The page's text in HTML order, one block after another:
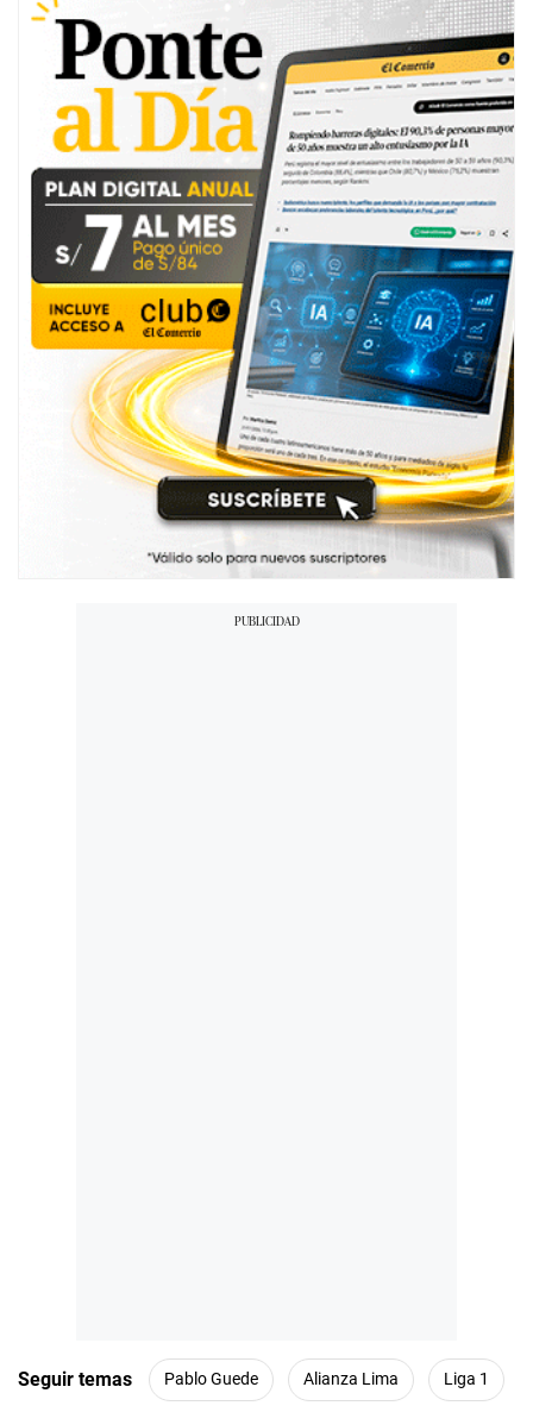
Seguir temas Pablo Guede Alianza Lima Liga 1